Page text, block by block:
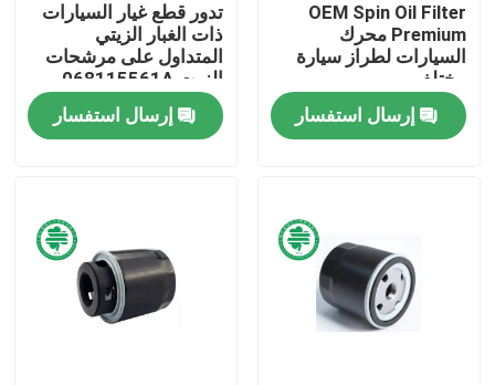
مسكن
أشرطة فيديو
معلومات عنا
OEM Spin Oil Filter
Premium محرك
السيارات لطراز سيارة
مختلف
إرسال استفسار
تدور قطع غيار السيارات
ذات الغبار الزيتي
المتداول على مرشحات
الزيت 068115561A
لأودي فولكس فاجن
إرسال استفسار